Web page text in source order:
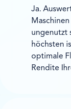
Ja.
ungenutzt
höchsten
optimale
Rendite